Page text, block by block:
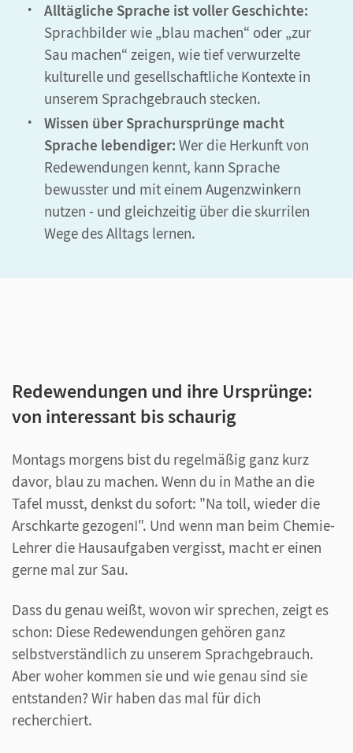
Alltägliche Sprache ist voller Geschichte:
Sprachbilder wie „blau machen“ oder „zur
Sau machen“ zeigen, wie tief verwurzelte
kulturelle und gesellschaftliche Kontexte in
unserem Sprachgebrauch stecken.
Wissen über Sprachursprünge macht
Sprache lebendiger: Wer die Herkunft von
Redewendungen kennt, kann Sprache
bewusster und mit einem Augenzwinkern
nutzen - und gleichzeitig über die skurrilen
Wege des Alltags lernen.
Redewendungen und ihre Ursprünge:
von interessant bis schaurig
Montags morgens bist du regelmäßig ganz kurz
davor, blau zu machen. Wenn du in Mathe an die
Tafel musst, denkst du sofort: "Na toll, wieder die
Arschkarte gezogen!". Und wenn man beim Chemie-
Lehrer die Hausaufgaben vergisst, macht er einen
gerne mal zur Sau.
Dass du genau weißt, wovon wir sprechen, zeigt es
schon: Diese Redewendungen gehören ganz
selbstverständlich zu unserem Sprachgebrauch.
Aber woher kommen sie und wie genau sind sie
entstanden? Wir haben das mal für dich
recherchiert.